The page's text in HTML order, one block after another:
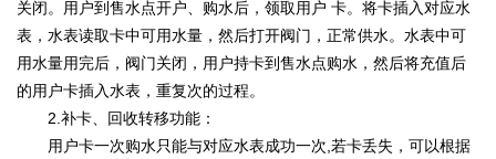
关闭。用户到售水点开户、购水后，领取用户 卡。将卡插入对应水
表，水表读取卡中可用水量，然后打开阀门，正常供水。水表中可
用水量用完后，阀门关闭，用户持卡到售水点购水，然后将充值后
的用户卡插入水表，重复次的过程。
2.补卡、回收转移功能：
用户卡一次购水只能与对应水表成功一次,若卡丢失，可以根据